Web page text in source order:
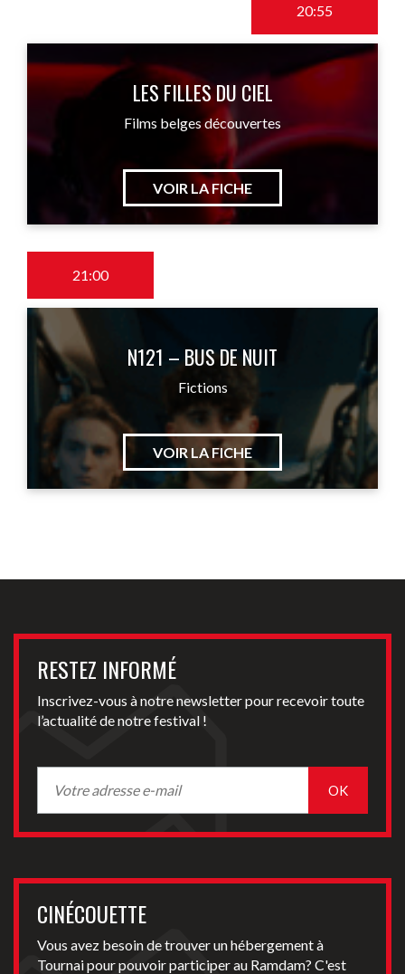
20:55
LES FILLES DU CIEL
Films belges découvertes
VOIR LA FICHE
21:00
N121 – BUS DE NUIT
Fictions
VOIR LA FICHE
RESTEZ INFORMÉ
Inscrivez-vous à notre newsletter pour recevoir toute
l’actualité de notre festival !
CINÉCOUETTE
Vous avez besoin de trouver un hébergement à
Tournai pour pouvoir participer au Ramdam? C'est